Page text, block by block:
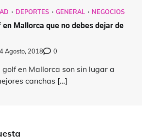
DEPORTES GENERAL NEGOCIOS
en Mallorca que no debes dejar de
Agosto, 2018 0
golf en Mallorca son sin lugar a
canchas […]